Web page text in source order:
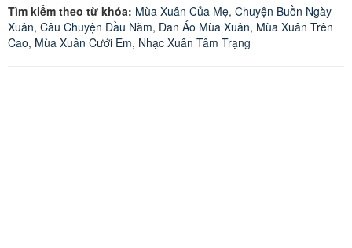
Tìm kiếm theo từ khóa: Mùa Xuân Của Mẹ, Chuyện Buồn Ngày
Xuân, Câu Chuyện Đầu Năm, Đan Áo Mùa Xuân, Mùa Xuân Trên
Cao, Mùa Xuân Cưới Em, Nhạc Xuân Tâm Trạng